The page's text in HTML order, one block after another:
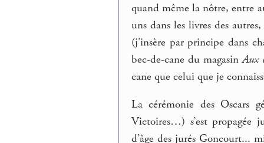
quand même la nôtre, entre
uns dans les livres des
(j’insère par principe dans
bec-de-cane du magasinAux
cane que celui que je
La cérémonie des Oscars
Victoires…) s’est propagée
d’âge des jurés Goncourt...